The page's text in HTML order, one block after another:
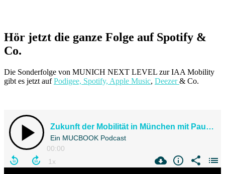
Hör jetzt die ganze Folge auf Spotify &
Co.
Die Sonderfolge von MUNICH NEXT LEVEL zur IAA Mobility
gibt es jetzt aufPodigee, Spotify, Apple Music, Deezer& Co.